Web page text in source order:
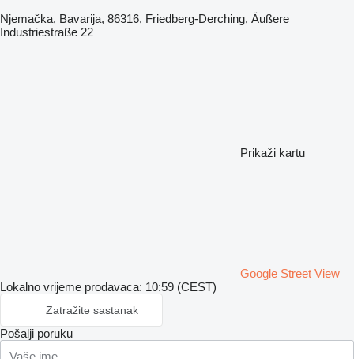
Njemačka, Bavarija, 86316, Friedberg-Derching, Äußere
Industriestraße 22
Prikaži kartu
Google Street View
Lokalno vrijeme prodavaca: 10:59 (CEST)
Zatražite sastanak
Pošalji poruku